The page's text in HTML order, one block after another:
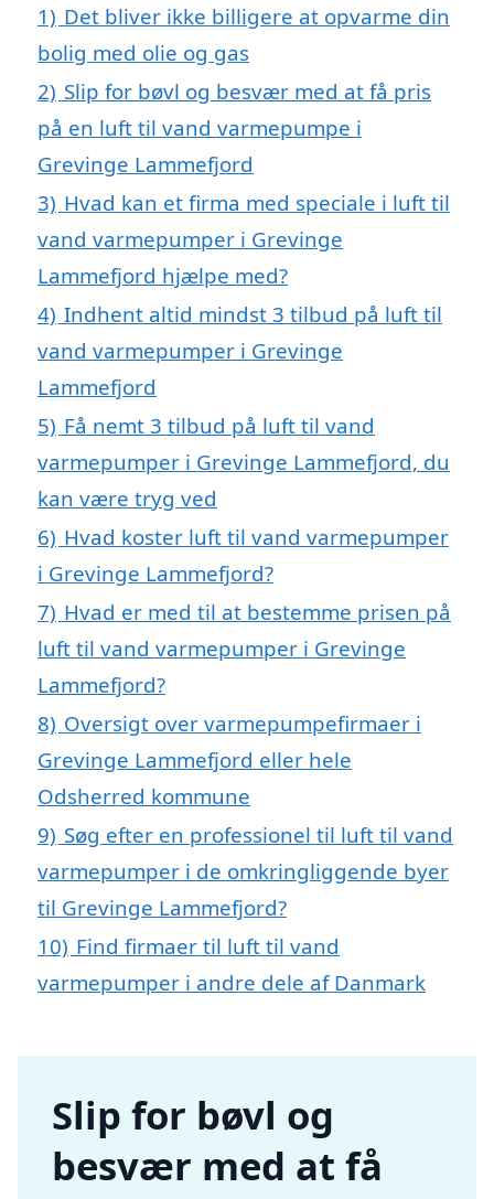
1) Det bliver ikke billigere at opvarme din
bolig med olie og gas
2) Slip for bøvl og besvær med at få pris
på en luft til vand varmepumpe i
Grevinge Lammefjord
3) Hvad kan et firma med speciale i luft til
vand varmepumper i Grevinge
Lammefjord hjælpe med?
4) Indhent altid mindst 3 tilbud på luft til
vand varmepumper i Grevinge
Lammefjord
5) Få nemt 3 tilbud på luft til vand
varmepumper i Grevinge Lammefjord, du
kan være tryg ved
6) Hvad koster luft til vand varmepumper
i Grevinge Lammefjord?
7) Hvad er med til at bestemme prisen på
luft til vand varmepumper i Grevinge
Lammefjord?
8) Oversigt over varmepumpefirmaer i
Grevinge Lammefjord eller hele
Odsherred kommune
9) Søg efter en professionel til luft til vand
varmepumper i de omkringliggende byer
til Grevinge Lammefjord?
10) Find firmaer til luft til vand
varmepumper i andre dele af Danmark
Slip for bøvl og
besvær med at få